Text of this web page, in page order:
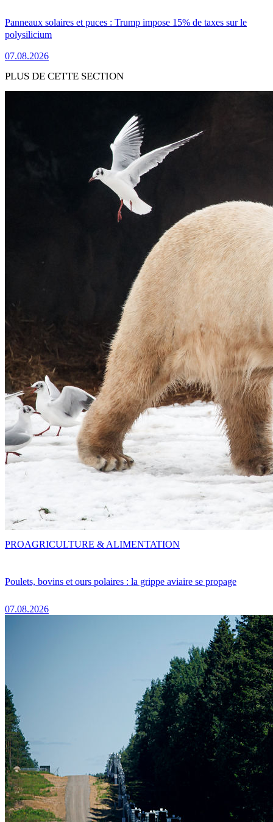
Panneaux solaires et puces : Trump impose 15% de taxes sur le
polysilicium
07.08.2026
PLUS DE CETTE SECTION
Poulets, bovins et ours polaires : la grippe aviaire se propage
07.08.2026
PROAGRICULTURE & ALIMENTATION